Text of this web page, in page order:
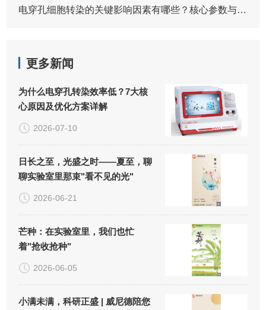
电穿孔细胞转染的关键影响因素有哪些？核心参数与优化要点
更多新闻
为什么电穿孔转染效率低？7大核
心原因及优化方案详解
2026-07-10
日长之至，光盛之时——夏至，聊
聊实验室里那束"看不见的光"
2026-06-21
芒种：在实验室里，我们也忙
着"抢收抢种"
2026-06-05
小满未满，科研正盛 | 威尼德陪您